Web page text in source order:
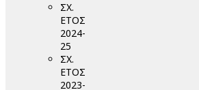
ΣΧ.
ΕΤΟΣ
2024-
25
ΣΧ.
ΕΤΟΣ
2023-